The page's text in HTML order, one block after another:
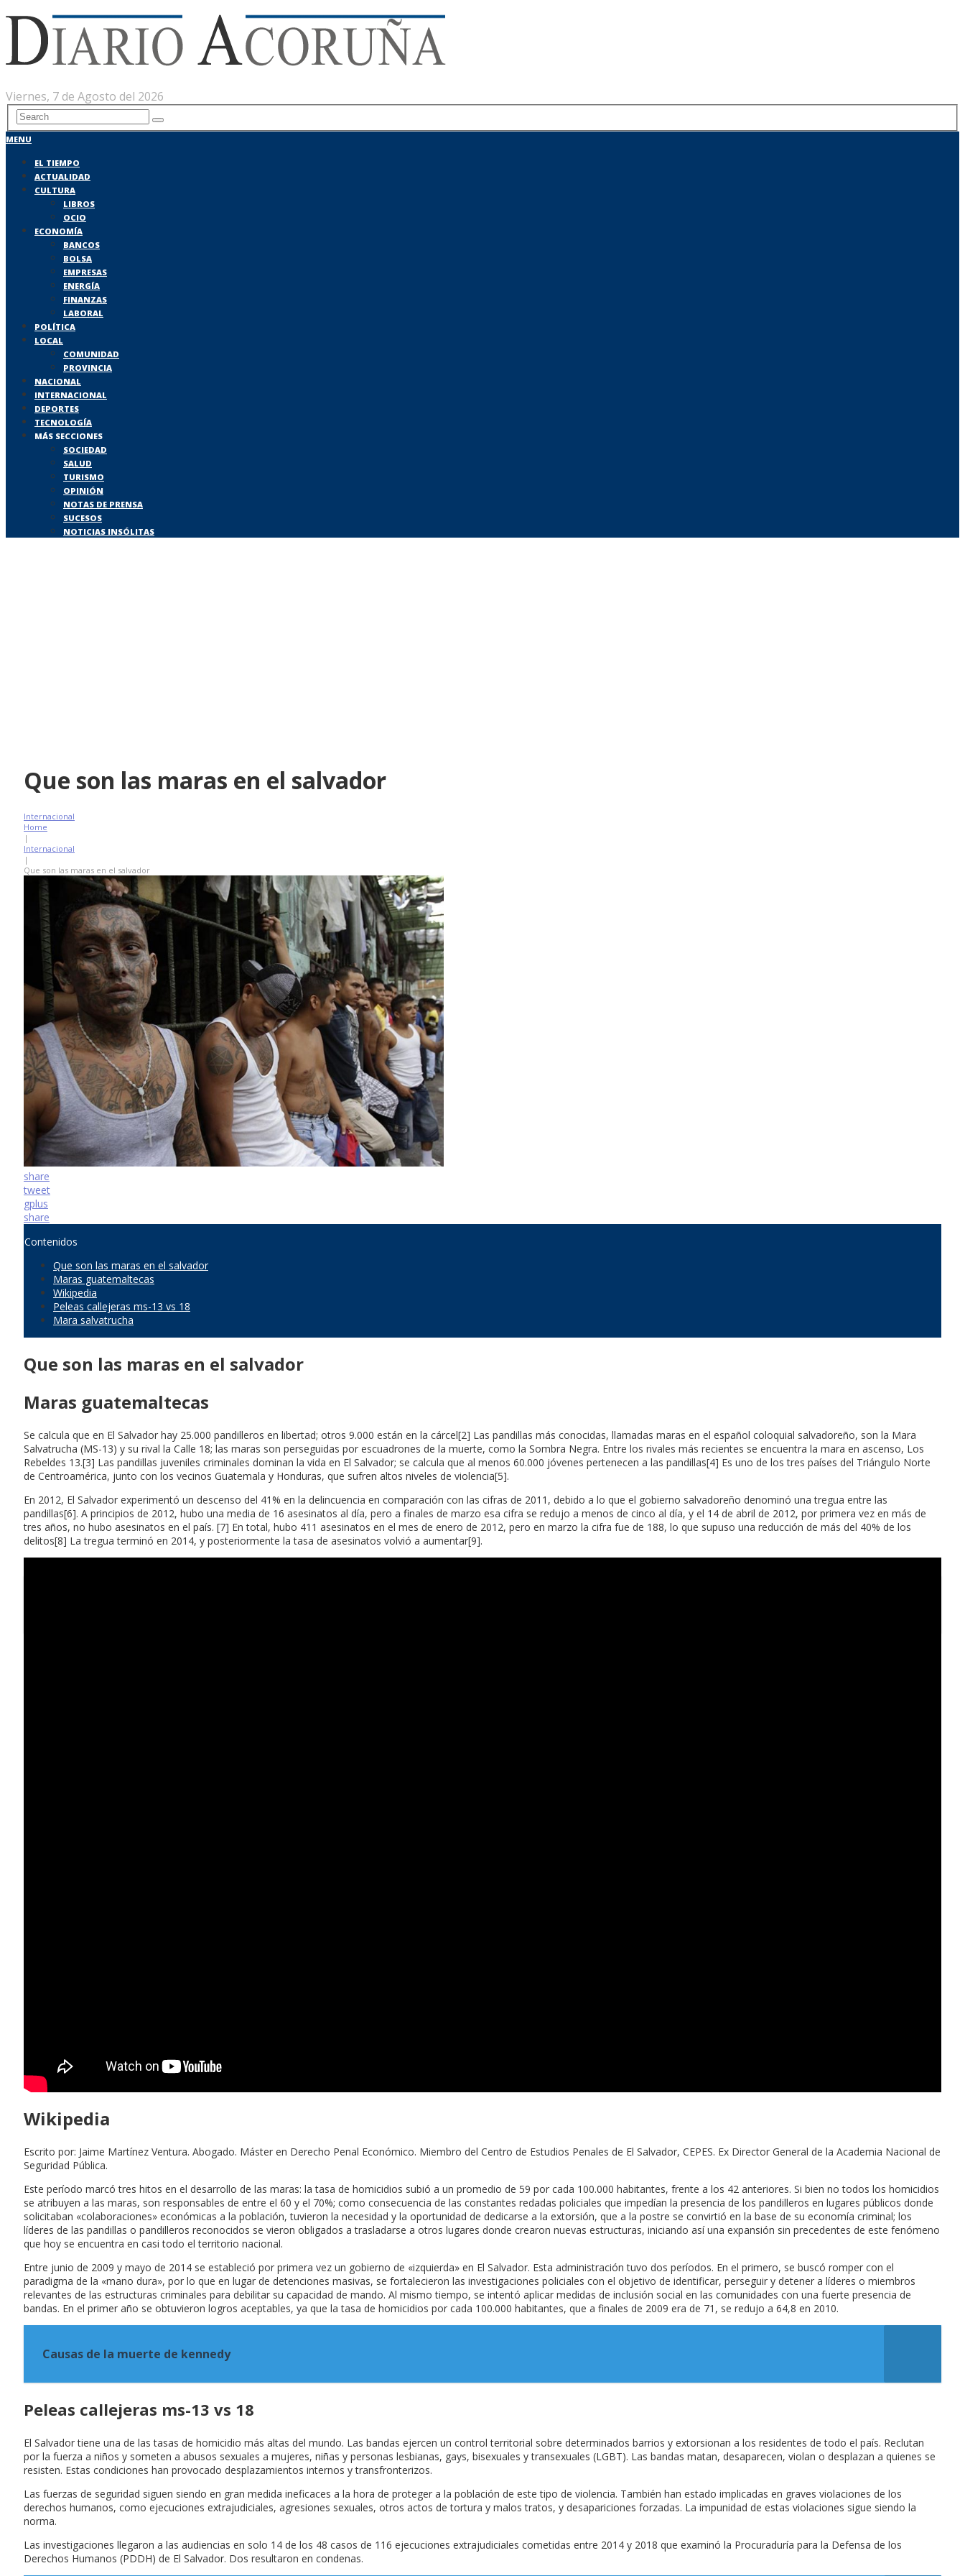
Viernes, 7 de Agosto del 2026
MENU
EL TIEMPO
ACTUALIDAD
CULTURA
LIBROS
OCIO
ECONOMÍA
BANCOS
BOLSA
EMPRESAS
ENERGÍA
FINANZAS
LABORAL
POLÍTICA
LOCAL
COMUNIDAD
PROVINCIA
NACIONAL
INTERNACIONAL
DEPORTES
TECNOLOGÍA
MÁS SECCIONES
SOCIEDAD
SALUD
TURISMO
OPINIÓN
NOTAS DE PRENSA
SUCESOS
NOTICIAS INSÓLITAS
Que son las maras en el salvador
Internacional
Home
|
Internacional
|
Que son las maras en el salvador
share
tweet
gplus
share
Contenidos
Que son las maras en el salvador
Maras guatemaltecas
Wikipedia
Peleas callejeras ms-13 vs 18
Mara salvatrucha
Que son las maras en el salvador
Maras guatemaltecas
Se calcula que en El Salvador hay 25.000 pandilleros en libertad; otros 9.000 están en la cárcel[2] Las pandillas más conocidas, llamadas maras en el español coloquial salvadoreño, son la Mara
Salvatrucha (MS-13) y su rival la Calle 18; las maras son perseguidas por escuadrones de la muerte, como la Sombra Negra. Entre los rivales más recientes se encuentra la mara en ascenso, Los
Rebeldes 13.[3] Las pandillas juveniles criminales dominan la vida en El Salvador; se calcula que al menos 60.000 jóvenes pertenecen a las pandillas[4] Es uno de los tres países del Triángulo Norte
de Centroamérica, junto con los vecinos Guatemala y Honduras, que sufren altos niveles de violencia[5].
En 2012, El Salvador experimentó un descenso del 41% en la delincuencia en comparación con las cifras de 2011, debido a lo que el gobierno salvadoreño denominó una tregua entre las
pandillas[6]. A principios de 2012, hubo una media de 16 asesinatos al día, pero a finales de marzo esa cifra se redujo a menos de cinco al día, y el 14 de abril de 2012, por primera vez en más de
tres años, no hubo asesinatos en el país. [7] En total, hubo 411 asesinatos en el mes de enero de 2012, pero en marzo la cifra fue de 188, lo que supuso una reducción de más del 40% de los
delitos[8] La tregua terminó en 2014, y posteriormente la tasa de asesinatos volvió a aumentar[9].
Wikipedia
Escrito por: Jaime Martínez Ventura. Abogado. Máster en Derecho Penal Económico. Miembro del Centro de Estudios Penales de El Salvador, CEPES. Ex Director General de la Academia Nacional de
Seguridad Pública.
Este período marcó tres hitos en el desarrollo de las maras: la tasa de homicidios subió a un promedio de 59 por cada 100.000 habitantes, frente a los 42 anteriores. Si bien no todos los homicidios
se atribuyen a las maras, son responsables de entre el 60 y el 70%; como consecuencia de las constantes redadas policiales que impedían la presencia de los pandilleros en lugares públicos donde
solicitaban «colaboraciones» económicas a la población, tuvieron la necesidad y la oportunidad de dedicarse a la extorsión, que a la postre se convirtió en la base de su economía criminal; los
líderes de las pandillas o pandilleros reconocidos se vieron obligados a trasladarse a otros lugares donde crearon nuevas estructuras, iniciando así una expansión sin precedentes de este fenómeno
que hoy se encuentra en casi todo el territorio nacional.
Entre junio de 2009 y mayo de 2014 se estableció por primera vez un gobierno de «izquierda» en El Salvador. Esta administración tuvo dos períodos. En el primero, se buscó romper con el
paradigma de la «mano dura», por lo que en lugar de detenciones masivas, se fortalecieron las investigaciones policiales con el objetivo de identificar, perseguir y detener a líderes o miembros
relevantes de las estructuras criminales para debilitar su capacidad de mando. Al mismo tiempo, se intentó aplicar medidas de inclusión social en las comunidades con una fuerte presencia de
bandas. En el primer año se obtuvieron logros aceptables, ya que la tasa de homicidios por cada 100.000 habitantes, que a finales de 2009 era de 71, se redujo a 64,8 en 2010.
Causas de la muerte de kennedy
Peleas callejeras ms-13 vs 18
El Salvador tiene una de las tasas de homicidio más altas del mundo. Las bandas ejercen un control territorial sobre determinados barrios y extorsionan a los residentes de todo el país. Reclutan
por la fuerza a niños y someten a abusos sexuales a mujeres, niñas y personas lesbianas, gays, bisexuales y transexuales (LGBT). Las bandas matan, desaparecen, violan o desplazan a quienes se
resisten. Estas condiciones han provocado desplazamientos internos y transfronterizos.
Las fuerzas de seguridad siguen siendo en gran medida ineficaces a la hora de proteger a la población de este tipo de violencia. También han estado implicadas en graves violaciones de los
derechos humanos, como ejecuciones extrajudiciales, agresiones sexuales, otros actos de tortura y malos tratos, y desapariciones forzadas. La impunidad de estas violaciones sigue siendo la
norma.
Las investigaciones llegaron a las audiencias en solo 14 de los 48 casos de 116 ejecuciones extrajudiciales cometidas entre 2014 y 2018 que examinó la Procuraduría para la Defensa de los
Derechos Humanos (PDDH) de El Salvador. Dos resultaron en condenas.